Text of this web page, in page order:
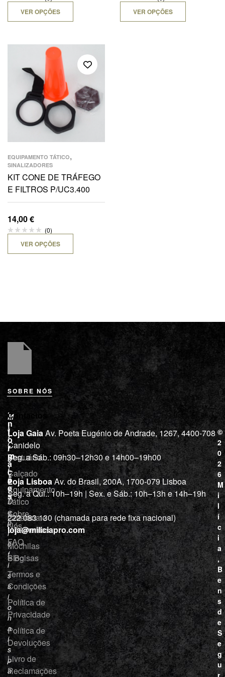
VER OPÇÕES VER OPÇÕES
EQUIPAMENTO TÁTICO,
SINALIZADORES
KIT CONE DE TRÁFEGO
E FILTROS P/UC3.400
14,00€
(0)
VER OPÇÕES
SOBRE NÓS
M
i
l
í
c
i
a
“
D
e
p
r
o
f
i
s
s
i
o
n
a
i
s
p
a
L
o
j
a
Vestuário
Calçado
Equipamento
Tático
Cutelaria e
ferramentas
Mochilas
e Bolsas
I
n
f
o
r
m
a
ç
õ
e
s
Sobre
Nós
FAQ
Blog
Termos e
Condições
Política de
Privacidade
Política de
Devoluções
Livro de
Reclamações
Contactos
Loja GaiaAv. Poeta Eugénio de Andrade, 1267, 4400-708
Canidelo
Seg. a Sáb.: 09h30–12h30 e 14h00–19h00
Loja LisboaAv. do Brasil, 200A, 1700-079 Lisboa
Seg. a Qui.: 10h–19h | Sex. e Sáb.: 10h–13h e 14h–19h
222 083 130 (chamada para rede fixa nacional)
loja@miliciapro.com
©
2
0
2
6
M
i
l
í
c
i
a
,
B
e
n
s
d
e
S
e
g
u